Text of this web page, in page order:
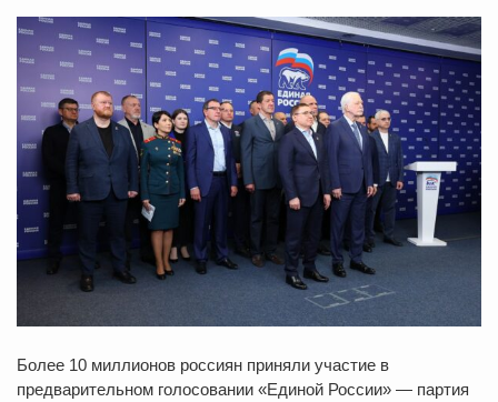
Более 10 миллионов россиян приняли участие в
предварительном голосовании «Единой России» — партия